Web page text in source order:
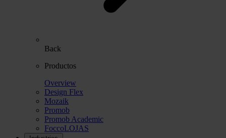
Back
Productos
Overview
Design Flex
Mozaik
Promob
Promob Academic
FoccoLOJAS